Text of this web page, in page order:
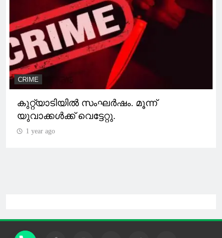
CRIME
കുറ്റ്യാടിയിൽ സംഘർഷം. മൂന്ന്
യുവാക്കൾക്ക് വെട്ടേറ്റു.
1 year ago